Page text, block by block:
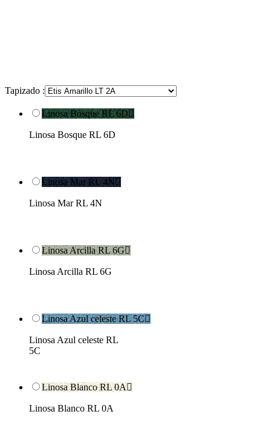
Tapizado :
Linosa Bosque RL 6D
Linosa Bosque RL 6D
Linosa Mar RL 4N
Linosa Mar RL 4N
Linosa Arcilla RL 6G
Linosa Arcilla RL 6G
Linosa Azul celeste RL 5C
Linosa Azul celeste RL
5C
Linosa Blanco RL 0A
Linosa Blanco RL 0A